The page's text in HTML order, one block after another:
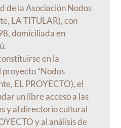
de la Asociación Nodos
LA TITULAR), con
domiciliada en
en la
“Nodos
EL PROYECTO), el
un libre acceso a las
y al directorio cultural
y al análisis de